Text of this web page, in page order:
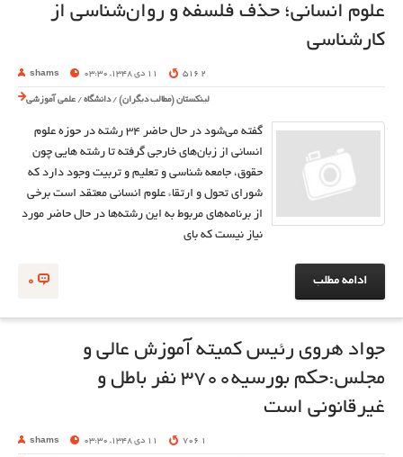
علوم انسانی؛ حذف فلسفه و روان‌‌شناسی از
کارشناسی
shams 11 دی 1348, 03:30 2 516
لینکستان (مطالب دیگران) /دانشگاه / علمی آموزشی
گفته می‌شود در حال حاضر 34 رشته در حوزه علوم
انسانی از زبان‌های خارجی گرفته تا رشته هایی چون
حقوق، جامعه شناسی و تعلیم و تربیت وجود دارد که
شورای تحول و ارتقاء علوم انسانی معتقد است برخی
از برنامه‌های مربوط به این رشته‌ها در حال حاضر مورد
نیاز نیست که بای
0 ادامه مطلب
جواد هروی رئیس کمیته آموزش عالی و
مجلس:حکم بورسیه۳۷۰۰ نفر باطل و
غیرقانونی است
shams 11 دی 1348, 03:30 1 706